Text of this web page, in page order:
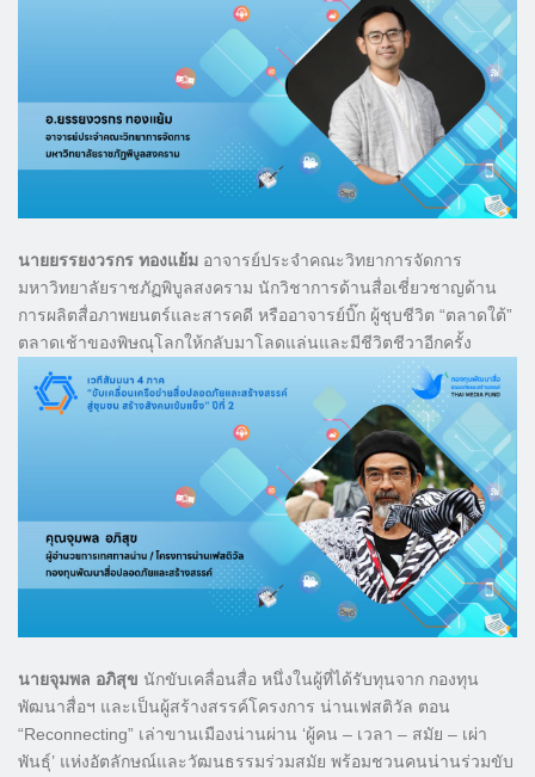
นายยรรยงวรกร ทองแย้ม อาจารย์ประจำคณะวิทยาการจัดการ
มหาวิทยาลัยราชภัฏพิบูลสงคราม นักวิชาการด้านสื่อเชี่ยวชาญด้าน
การผลิตสื่อภาพยนตร์และสารคดี หรืออาจารย์บิ๊ก ผู้ชุบชีวิต “ตลาดใต้”
ตลาดเช้าของพิษณุโลกให้กลับมาโลดแล่นและมีชีวิตชีวาอีกครั้ง
นายจุมพล อภิสุข นักขับเคลื่อนสื่อ หนึ่งในผู้ที่ได้รับทุนจาก กองทุน
พัฒนาสื่อฯ และเป็นผู้สร้างสรรค์โครงการ น่านเฟสติวัล ตอน
“Reconnecting” เล่าขานเมืองน่านผ่าน ‘ผู้คน – เวลา – สมัย – เผ่า
พันธุ์’ แห่งอัตลักษณ์และวัฒนธรรมร่วมสมัย พร้อมชวนคนน่านร่วมขับ